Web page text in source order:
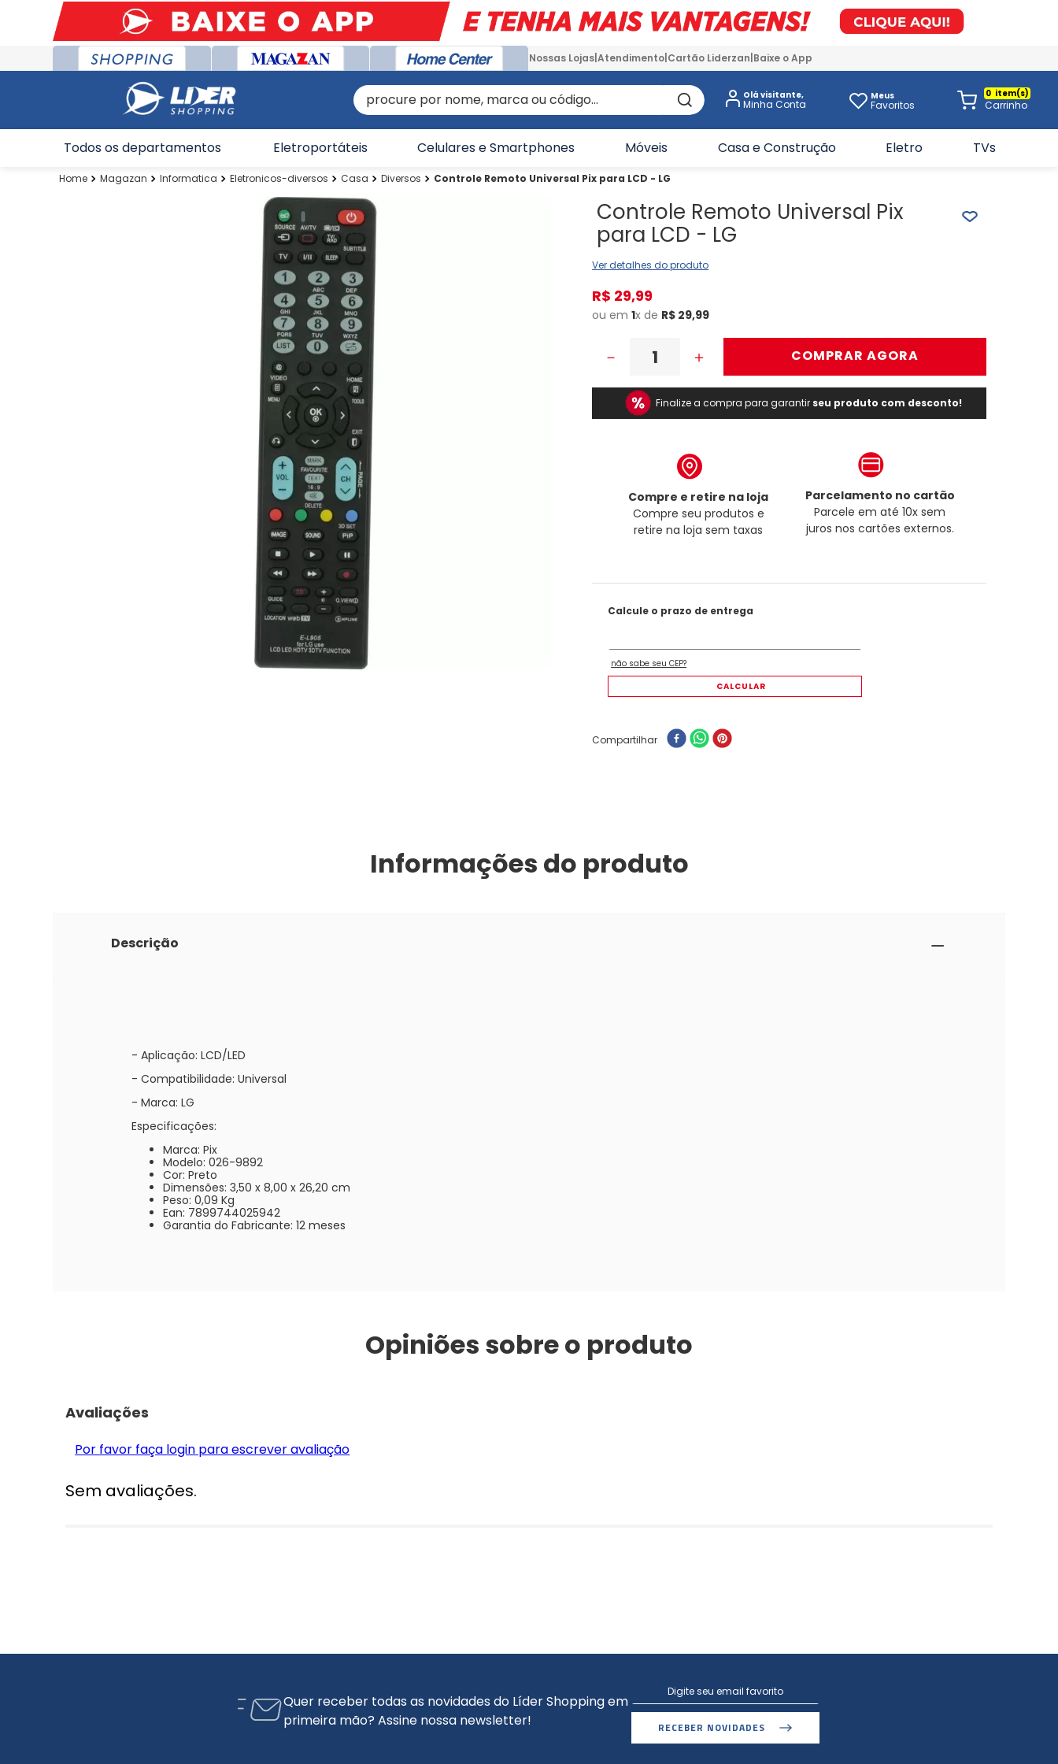
Nossas Lojas Atendimento Cartão Liderzan Baixe o App
procure por nome, marca ou código... Olá visitante, Meus
Favoritos
0
Todos os departamentos Eletroportáteis Celulares e Smartphones Móveis Casa e Construção Eletro TVs
Magazan Informatica Eletronicos-diversos Casa Diversos Controle Remoto Universal Pix para LCD - LG
Controle Remoto Universal Pix
para LCD - LG
Ver detalhes do produto
R$ 29,99
ou em1x de R$ 29,99
＋
－ COMPRAR AGORA
Finalize a compra para garantir seu produto com desconto!
Compre e retire na loja
Compre seu produtos e
retire na loja sem taxas
Parcelamento no cartão
Parcele em até 10x sem
juros nos cartões externos.
Compartilhar
Informações do produto
Descrição
- Aplicação: LCD/LED
- Compatibilidade: Universal
- Marca: LG
Especificações:
Marca: Pix
Modelo: 026-9892
Cor: Preto
Dimensões: 3,50 x 8,00 x 26,20 cm
Peso: 0,09 Kg
Ean: 7899744025942
Garantia do Fabricante: 12 meses
Opiniões sobre o produto
Avaliações
Por favor faça login para escrever avaliação
Sem avaliações.
Quer receber todas as novidades do Líder Shopping em
primeira mão? Assine nossa newsletter!
RECEBER NOVIDADES